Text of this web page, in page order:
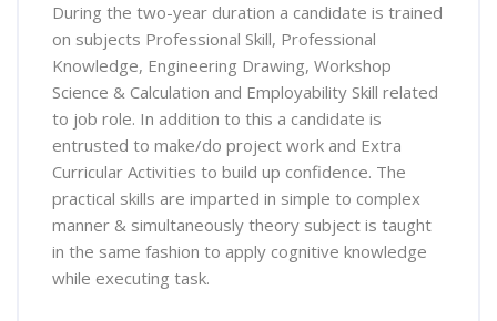
During the two-year duration a candidate is trained
on subjects Professional Skill, Professional
Knowledge, Engineering Drawing, Workshop
Science & Calculation and Employability Skill related
to job role. In addition to this a candidate is
entrusted to make/do project work and Extra
Curricular Activities to build up confidence. The
practical skills are imparted in simple to complex
manner & simultaneously theory subject is taught
in the same fashion to apply cognitive knowledge
while executing task.